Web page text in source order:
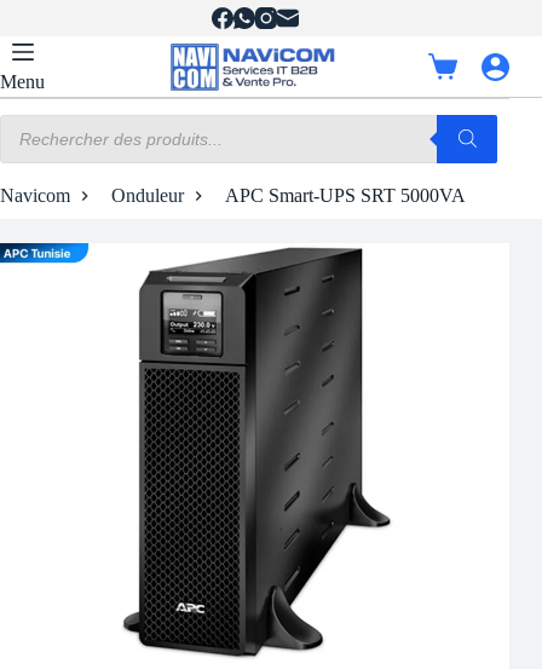
contenu
Menu
Panier
d’achat
produits
Navicom Onduleur APC Smart-UPS SRT 5000VA